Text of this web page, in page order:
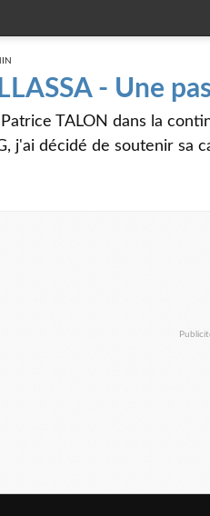
- Une
TALON dans la
j'ai décidé de soutenir sa